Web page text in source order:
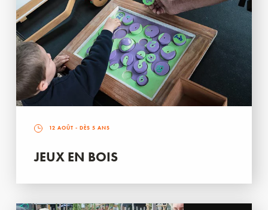
12 AOÛT - DÈS 5 ANS
JEUX EN BOIS